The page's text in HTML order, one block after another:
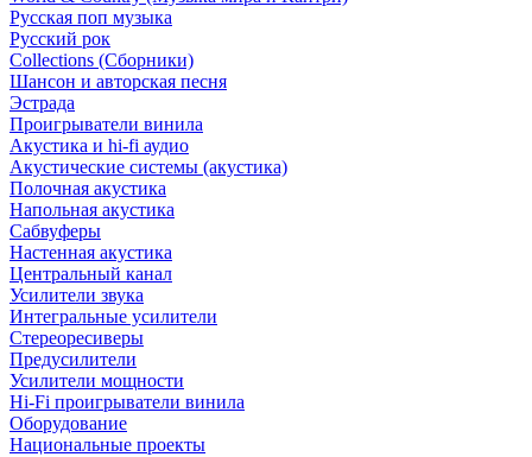
Русская поп музыка
Русский рок
Сollections (Сборники)
Шансон и авторская песня
Эстрада
Проигрыватели винила
Акустика и hi-fi аудио
Акустические системы (акустика)
Полочная акустика
Напольная акустика
Сабвуферы
Настенная акустика
Центральный канал
Усилители звука
Интегральные усилители
Стереоресиверы
Предусилители
Усилители мощности
Hi-Fi проигрыватели винила
Оборудование
Национальные проекты